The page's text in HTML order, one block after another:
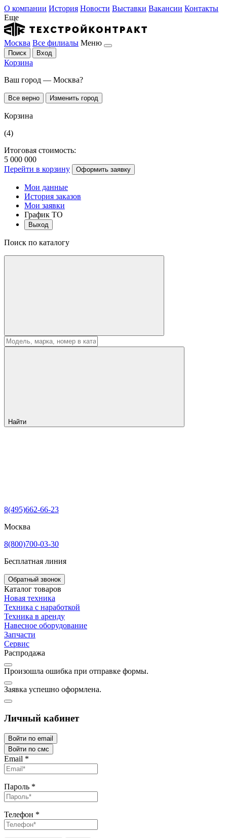
О компании История Новости Выставки Вакансии Контакты
Еще
Москва Все филиалы Меню
Поиск Вход
Корзина
Ваш город — Москва?
Все верно Изменить город
Корзина
(4)
Итоговая стоимость:
5 000 000
Перейти в корзину
Оформить заявку
Мои данные
История заказов
Мои заявки
График ТО
Выход
Поиск по каталогу
Найти
8(495)662-66-23
Москва
8(800)700-03-30
Бесплатная линия
Обратный звонок
Каталог товаров
Новая техника
Техника с наработкой
Техника в аренду
Навесное оборудование
Запчасти
Сервис
Распродажа
Произошла ошибка при отправке формы.
Заявка успешно оформлена.
Личный кабинет
Войти по email
Войти по смс
Email *
Пароль *
Телефон *